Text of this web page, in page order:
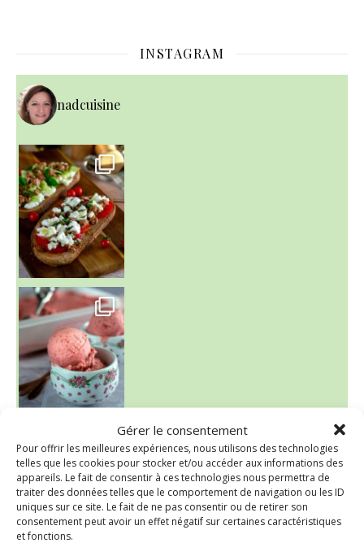
Gérer le consentement
Pour offrir les meilleures expériences, nous utilisons des technologies
telles que les cookies pour stocker et/ou accéder aux informations des
appareils. Le fait de consentir à ces technologies nous permettra de
traiter des données telles que le comportement de navigation ou les ID
uniques sur ce site. Le fait de ne pas consentir ou de retirer son
consentement peut avoir un effet négatif sur certaines caractéristiques
et fonctions.
INSTAGRAM
nadcuisine
~ NICE CREAM À LA FRAISE ~
Presque un mois que